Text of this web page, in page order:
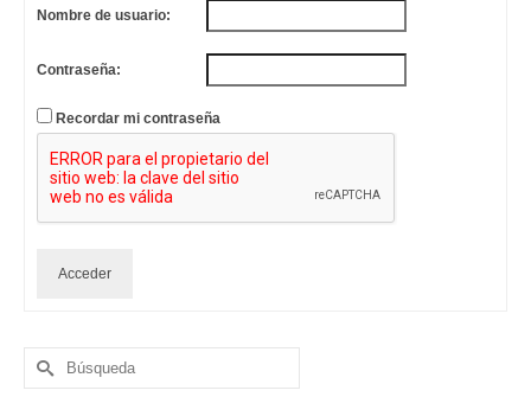
Nombre de usuario:
Contraseña:
Recordar mi contraseña
Acceder
Buscar
por: